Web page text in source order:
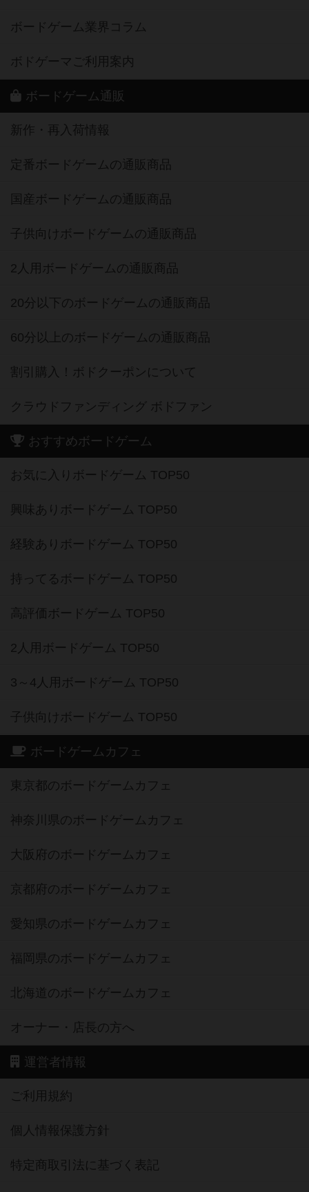
ボードゲーム業界コラム
ボドゲーマご利用案内
ボードゲーム通販
新作・再入荷情報
定番ボードゲームの通販商品
国産ボードゲームの通販商品
子供向けボードゲームの通販商品
2人用ボードゲームの通販商品
20分以下のボードゲームの通販商品
60分以上のボードゲームの通販商品
割引購入！ボドクーポンについて
クラウドファンディング ボドファン
おすすめボードゲーム
お気に入りボードゲーム TOP50
興味ありボードゲーム TOP50
経験ありボードゲーム TOP50
持ってるボードゲーム TOP50
高評価ボードゲーム TOP50
2人用ボードゲーム TOP50
3～4人用ボードゲーム TOP50
子供向けボードゲーム TOP50
ボードゲームカフェ
東京都のボードゲームカフェ
神奈川県のボードゲームカフェ
大阪府のボードゲームカフェ
京都府のボードゲームカフェ
愛知県のボードゲームカフェ
福岡県のボードゲームカフェ
北海道のボードゲームカフェ
オーナー・店長の方へ
運営者情報
ご利用規約
個人情報保護方針
特定商取引法に基づく表記